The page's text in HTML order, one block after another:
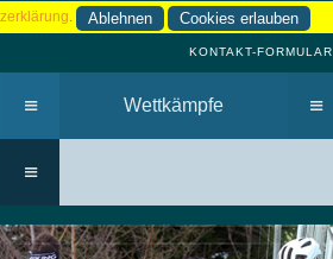
. Ablehnen Cookies erlauben
KONTAKT-FORMULAR
≡ Wettkämpfe ≡
≡